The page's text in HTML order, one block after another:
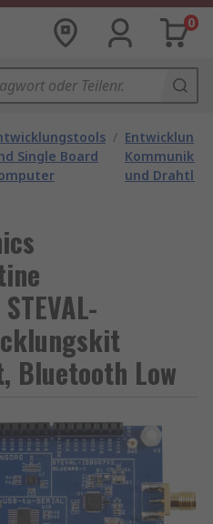
0
Single Board
/
und Drahtlos
Bluetooth Low